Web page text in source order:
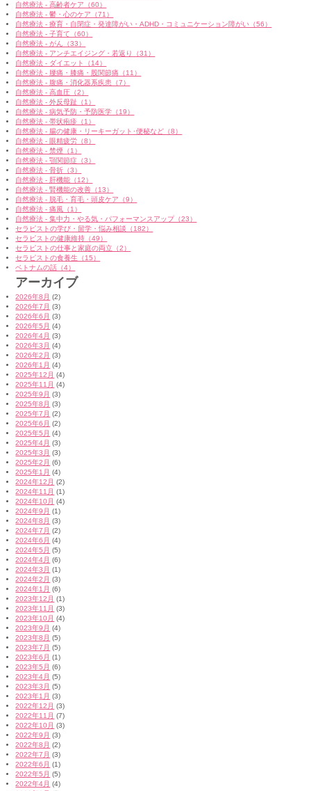
自然療法 - 高齢者ケア（60）
自然療法 - 鬱・心のケア（71）
自然療法 - 療育・自閉症・発達障がい・ADHD・コミュニケーション障がい（56）
自然療法 - 子育て（60）
自然療法 - がん（33）
自然療法 - アンチエイジング・若返り（31）
自然療法 - ダイエット（14）
自然療法 - 腰痛・膝痛・股関節痛（11）
自然療法 - 腹痛・消化器系疾患（7）
自然療法 - 高血圧（2）
自然療法 - 外反母趾（1）
自然療法 - 病気予防・予防医学（19）
自然療法 - 帯状疱疹（1）
自然療法 - 腸の健康・リーキーガット･便秘など（8）
自然療法 - 眼精疲労（8）
自然療法 - 禁煙（1）
自然療法 - 顎関節症（3）
自然療法 - 骨折（3）
自然療法 - 肝機能（12）
自然療法 - 腎機能の改善（13）
自然療法 - 脱毛・育毛・頭皮ケア（9）
自然療法 - 痛風（1）
自然療法 - 集中力・やる気・パフォーマンスアップ（23）
セラピストの学び・留学・悩み相談（182）
セラピストの健康維持（49）
セラピストの仕事と家庭の両立（2）
セラピストの食養生（15）
ベトナムの話（4）
アーカイブ
2026年8月 (2)
2026年7月 (3)
2026年6月 (3)
2026年5月 (4)
2026年4月 (3)
2026年3月 (4)
2026年2月 (3)
2026年1月 (4)
2025年12月 (4)
2025年11月 (4)
2025年9月 (3)
2025年8月 (3)
2025年7月 (2)
2025年6月 (2)
2025年5月 (4)
2025年4月 (3)
2025年3月 (3)
2025年2月 (6)
2025年1月 (4)
2024年12月 (2)
2024年11月 (1)
2024年10月 (4)
2024年9月 (1)
2024年8月 (3)
2024年7月 (2)
2024年6月 (4)
2024年5月 (5)
2024年4月 (6)
2024年3月 (1)
2024年2月 (3)
2024年1月 (6)
2023年12月 (1)
2023年11月 (3)
2023年10月 (4)
2023年9月 (4)
2023年8月 (5)
2023年7月 (5)
2023年6月 (1)
2023年5月 (6)
2023年4月 (5)
2023年3月 (5)
2023年1月 (3)
2022年12月 (3)
2022年11月 (7)
2022年10月 (3)
2022年9月 (3)
2022年8月 (2)
2022年7月 (3)
2022年6月 (1)
2022年5月 (5)
2022年4月 (4)